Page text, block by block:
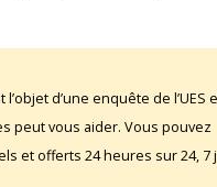
d’une enquête de l’UES
peut vous aider. Vous pouvez
et offerts 24 heures sur 24, 7